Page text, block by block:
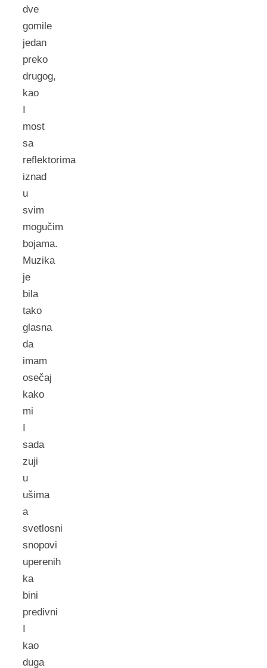
dve
gomile
jedan
preko
drugog,
kao
I
most
sa
reflektorima
iznad
u
svim
mogučim
bojama.
Muzika
je
bila
tako
glasna
da
imam
osečaj
kako
mi
I
sada
zuji
u
ušima
a
svetlosni
snopovi
uperenih
ka
bini
predivni
I
kao
duga